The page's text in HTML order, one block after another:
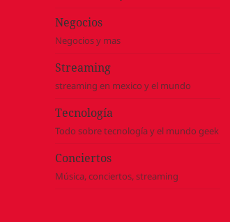
Negocios
Negocios y mas
Streaming
streaming en mexico y el mundo
Tecnología
Todo sobre tecnología y el mundo geek
Conciertos
Música, conciertos, streaming